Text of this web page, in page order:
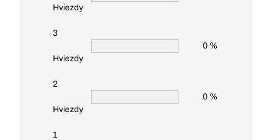
Hviezdy
3
Hviezdy
0 %
2
Hviezdy
0 %
1